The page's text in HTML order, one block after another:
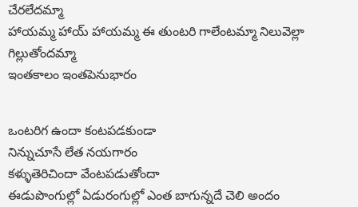
చేరలేదమ్మా
హాయమ్మ హాయ్ హాయమ్మ ఈ తుంటరి గాలేంటమ్మా నిలువెల్లా
గిల్లుతోందమ్మా
ఇంతకాలం ఇంతపెనుభారం
ఒంటరిగ ఉందా కంటపడకుండా
నిన్నుచూసే లేత నయగారం
కళ్ళుతెరిచిందా వేంటపడుతోందా
ఈడుపొంగుల్లో ఏడురంగుల్లో ఎంత బాగున్నదే చెలి అందం